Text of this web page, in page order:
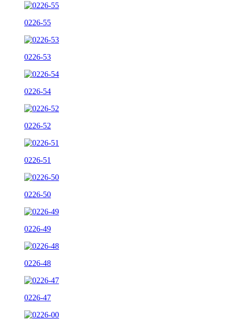
0226-55
0226-53
0226-54
0226-52
0226-51
0226-50
0226-49
0226-48
0226-47